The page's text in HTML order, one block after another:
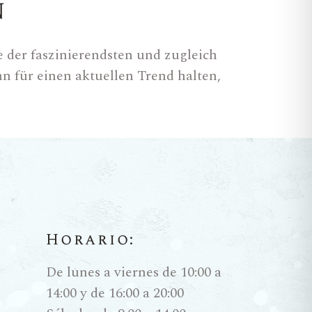
der faszinierendsten und zugleich
für einen aktuellen Trend halten,
längeren Zeitraum im Kontakt mit
vergärt.
leuchtendem Orange und
Struktur. Während ein
Horario:
De lunes a viernes de 10:00 a
14:00 y de 16:00 a 20:00